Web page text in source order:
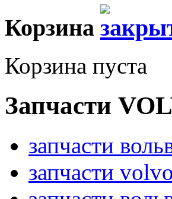
Корзина
Корзина пуста
Запчасти
запчасти
запчасти